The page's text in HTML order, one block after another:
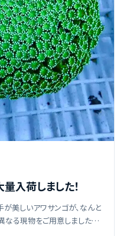
入荷しました！
美しいアワサンゴが、なんと
なる現物をご用意しましたの